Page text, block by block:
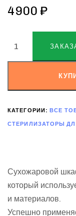
4900 ₽
КАТЕГОРИИ: ВСЕ
СТЕРИЛИЗАТОРЫ
Сухожаровой
который
и материалов.
Успешно